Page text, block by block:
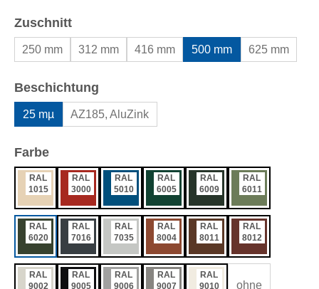
Zuschnittauswählen
250 mm 312 mm 416 mm 500 mm 625 mm
Beschichtung
25 mµ AZ185, AluZink
Farbeauswählen
RAL
1015
RAL
3000
RAL
5010
RAL
6005
RAL
6009
RAL
6011
RAL
6020
RAL
7016
RAL
7035
RAL
8004
RAL
8011
RAL
8012
RAL
9002
RAL
9005
RAL
9006
RAL
9007
RAL
9010
ohne